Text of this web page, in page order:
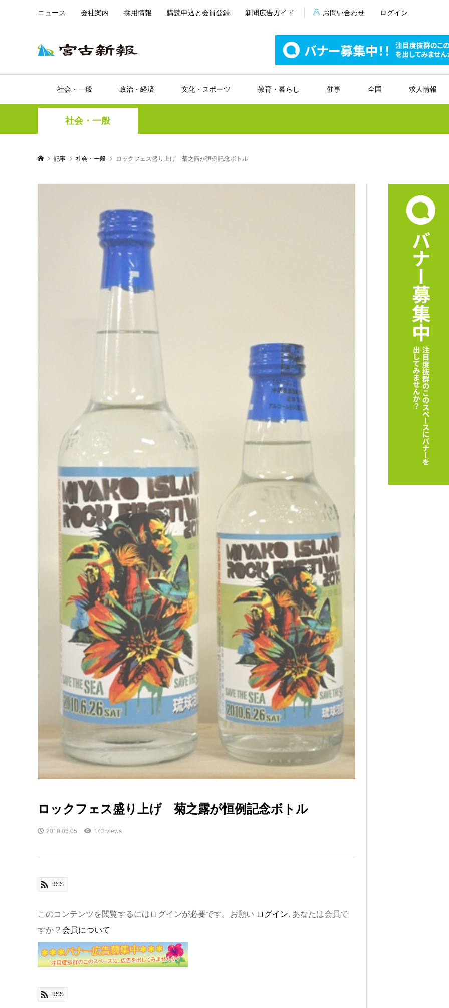
ニュース 会社案内 採用情報 購読申込と会員登録 新聞広告ガイド お問い合わせ ログイン
社会・一般 政治・経済 文化・スポーツ 教育・暮らし 催事 全国 求人情報
社会・一般
記事 社会・一般 ロックフェス盛り上げ 菊之露が恒例記念ボトル
ロックフェス盛り上げ 菊之露が恒例記念ボトル
2010.06.05 143 views
RSS
このコンテンツを閲覧するにはログインが必要です。お願い ログイン. あなたは会員で
すか ? 会員について
RSS